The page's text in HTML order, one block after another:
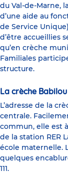
du Val-de-Marne,
d’une aide au
de Service
d’être accueillies
qu’en crèche
Familiales
structure.
La crèche
L’adresse de la
centrale.
commun, elle est
de la station RER
école maternelle.
quelques
111.